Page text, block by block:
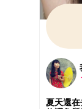
TAKAMI
循環 讓
用了這麼
🩵
夏天還